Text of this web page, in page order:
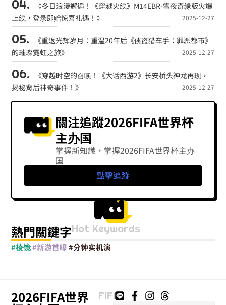
《冬日浪漫邂逅！《穿越火线》M14EBR-雪夜奇缘版火爆
上线，登录即赠惊喜礼遇！》
2025-12-27
《重返光辉岁月：重温20年后《侠盗猎车手：罪恶都市》
的璀璨霓虹之旅》
2025-12-27
《穿越时空的召唤！《大话西游2》长安桥头神龙再现，
揭秘背后神奇事件！》
2025-12-27
關注追蹤2026FIFA世界杯
主办国
掌握新知識，掌握2026FIFA世界杯主办
国
點擊追蹤
熱門關鍵字Hot Keywords
#棱镜#新游首曝 #分钟实机演
2026FIFA世界 FIFA